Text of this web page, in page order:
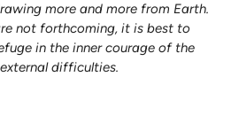
more and more from Earth.
not forthcoming, it is best to
in the inner courage of the
difficulties.